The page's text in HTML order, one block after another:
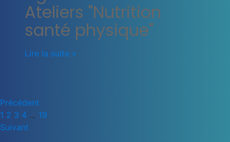
Ateliers "Nutrition
santé physique"
Lire la suite »
Précédent
1 2 3 4 … 19
Suivant